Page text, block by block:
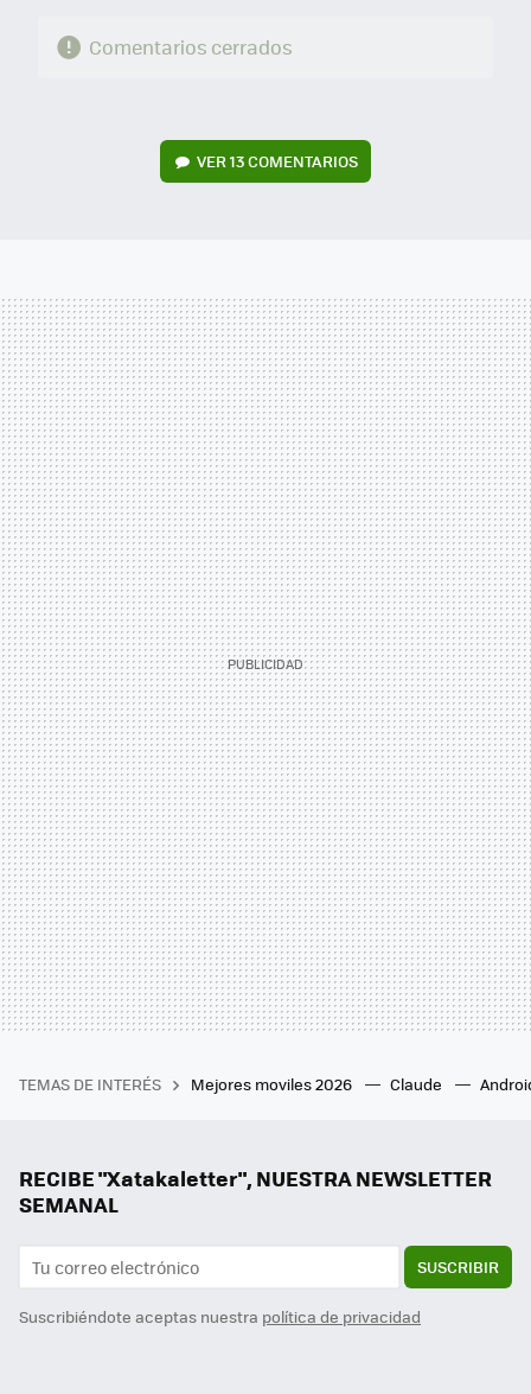
Comentarios cerrados
VER13 COMENTARIOS
TEMAS DE INTERÉS Mejores moviles 2026 Claude
RECIBE "Xatakaletter", NUESTRA NEWSLETTER
SEMANAL
SUSCRIBIR
Suscribiéndote aceptas nuestra política de privacidad